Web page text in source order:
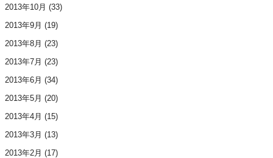
2013年10月 (33)
2013年9月 (19)
2013年8月 (23)
2013年7月 (23)
2013年6月 (34)
2013年5月 (20)
2013年4月 (15)
2013年3月 (13)
2013年2月 (17)